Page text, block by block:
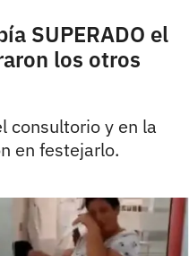
SUPERADO el
los otros
consultorio y en la
en festejarlo.